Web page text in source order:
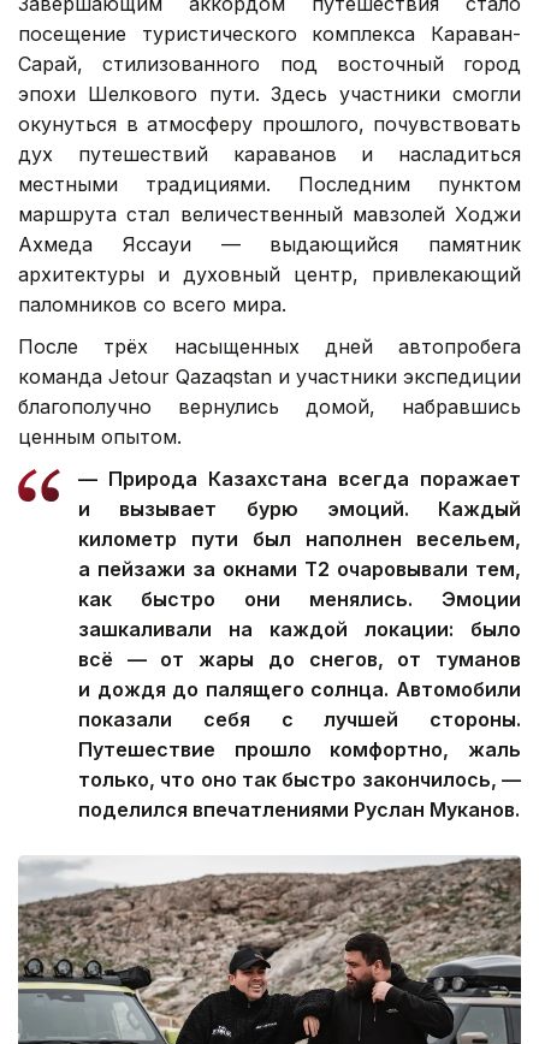
посещение туристического комплекса Караван-
Сарай, стилизованного под восточный город
эпохи Шелкового пути. Здесь участники смогли
окунуться в атмосферу прошлого, почувствовать
дух путешествий караванов и насладиться
местными традициями. Последним пунктом
маршрута стал величественный мавзолей Ходжи
Ахмеда Яссауи — выдающийся памятник
архитектуры и духовный центр, привлекающий
паломников со всего мира.
После трёх насыщенных дней автопробега
команда Jetour Qazaqstan и участники экспедиции
благополучно вернулись домой, набравшись
ценным опытом.
— Природа Казахстана всегда поражает
и вызывает бурю эмоций. Каждый
километр пути был наполнен весельем,
а пейзажи за окнами Т2 очаровывали тем,
как быстро они менялись. Эмоции
зашкаливали на каждой локации: было
всё — от жары до снегов, от туманов
и дождя до палящего солнца. Автомобили
показали себя с лучшей стороны.
Путешествие прошло комфортно, жаль
только, что оно так быстро закончилось, —
поделился впечатлениями Руслан Муканов.